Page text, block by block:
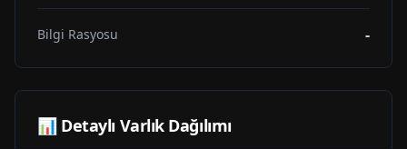
Bilgi Rasyosu -
📊 Detaylı Varlık Dağılımı